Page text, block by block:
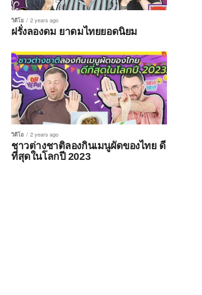
วิดีโอ 2 years ago
ฝรั่งลองดม ยาดมไทยยอดนิยม
วิดีโอ 2 years ago
ชาวต่างชาติลองกินเมนูผัดของไทย ดี
ที่สุดในโลกปี 2023